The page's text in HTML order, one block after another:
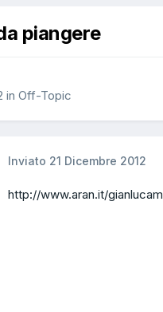
piangere
in Off-Topic
Inviato 21 Dicembre 2012
http://www.aran.it/